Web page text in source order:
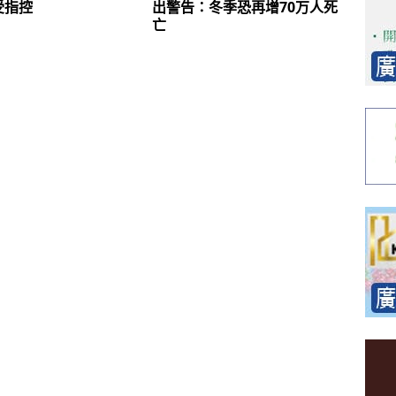
指控
出警告：冬季恐再增70万人死
亡